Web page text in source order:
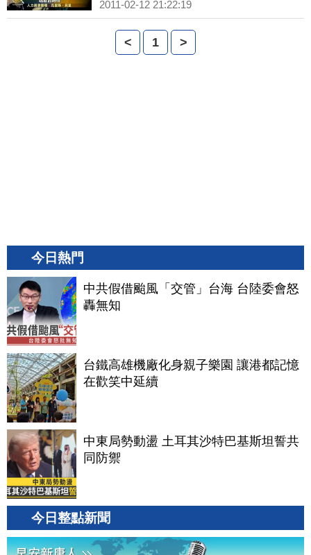
2011-02-12 21:22:19
< 1 >
今日熱門
中共假借颱風「交管」台海 台陸委會怒
轟無知
台鐵高雄機廠化身親子樂園 讓港都記憶
在歡笑中延續
中東局勢動盪 土耳其沙特巴基斯坦誓共
同防禦
今日整點新聞